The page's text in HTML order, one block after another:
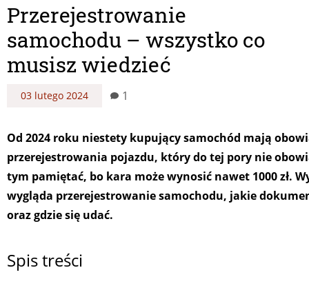
Przerejestrowanie
samochodu – wszystko co
musisz wiedzieć
03 lutego 2024 1
Od 2024 roku niestety kupujący samochód mają
przerejestrowania pojazdu, który do tej pory nie
tym pamiętać, bo kara może wynosić nawet 1000 zł.
wygląda przerejestrowanie samochodu, jakie
oraz gdzie się udać.
Spis treści